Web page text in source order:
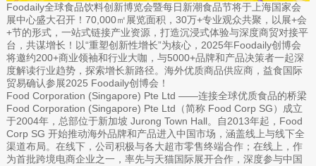
Foodaily全球食品饮料创新博览会暨每日新潮食品节将于上海国家会
展中心盛大召开！70,000㎡展览面积，30万+专业观众共聚，以展+会
+节的形式，一站式链接产业资源，打造沉浸式体验与深度商贸对接平
台，共谋增长！以“重塑创新性增长”为核心，2025年Foodaily创博会
将邀约200+商业领袖和行业大咖，与5000+品牌和产品决策者一起深
度解读行业趋势，探索增长新路径。海外优质商品供应商，益食国际
贸易确认参展2025 Foodaily创博会！
Food Corporation (Singapore) Pte Ltd ——连接全球优质食品的桥梁
Food Corporation (Singapore) Pte Ltd（简称 Food Corp SG）成立
于2004年，总部位于新加坡 Jurong Town Hall。自2013年起，Food
Corp SG 开始推动海外品牌和产品进入中国市场，涵盖线上与线下全
渠道布局。在线下，公司积极与各大超市零售终端合作；在线上，作
为首批跨境电商企业之一，率先与天猫国际展开合作，深度参与中国